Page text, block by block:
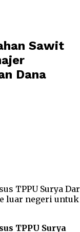
Sawit
Dana
TPPU Surya